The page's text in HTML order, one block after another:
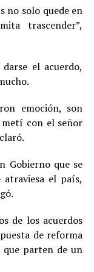
no solo quede en
trascender”,
el acuerdo,
emoción, son
metí con el señor
Gobierno que se
atraviesa el país,
de los acuerdos
de reforma
parten de un